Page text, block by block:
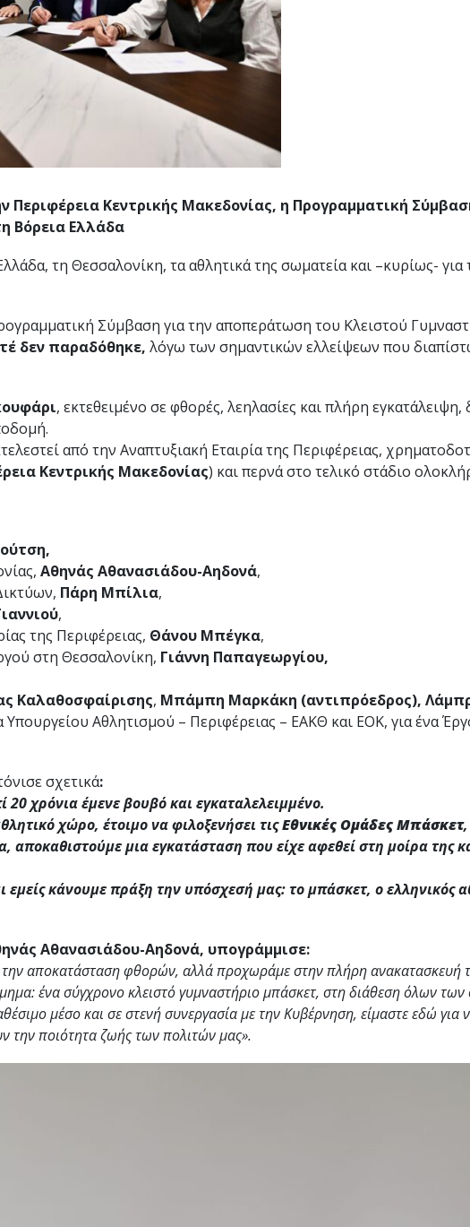
Κεντρικής Μακεδονίας, η Προγραμματική
Βόρεια Ελλάδα
τη Θεσσαλονίκη, τα αθλητικά της σωματεία και –κυρίως-
Σύμβαση για την αποπεράτωση του Κλειστού
δεν παραδόθηκε, λόγω των σημαντικών ελλείψεων που
, εκτεθειμένο σε φθορές, λεηλασίες και πλήρη
από την Αναπτυξιακή Εταιρία της Περιφέρειας,
Κεντρικής Μακεδονίας) και περνά στο τελικό στάδιο
Αθηνάς Αθανασιάδου-Αηδονά,
Πάρη Μπίλια,
,
της Περιφέρειας, Θάνου Μπέγκα,
στη Θεσσαλονίκη, Γιάννη Παπαγεωργίου,
Καλαθοσφαίρισης, Μπάμπη Μαρκάκη (αντιπρόεδρος),
Αθλητισμού – Περιφέρειας – ΕΑΚΘ και ΕΟΚ, για ένα
σχετικά:
χρόνια έμενε βουβό και εγκαταλελειμμένο.
χώρο, έτοιμο να φιλοξενήσει τιςΕθνικές Ομάδες Μπάσκετ
αποκαθιστούμε μια εγκατάσταση που είχε αφεθεί στη μοίρα της
εμείς κάνουμε πράξη την υπόσχεσή μας: το μπάσκετ, ο ελληνικός
Αθανασιάδου-Αηδονά, υπογράμμισε:
αποκατάσταση φθορών, αλλά προχωράμε στην πλήρη ανακατασκευή
ένα σύγχρονο κλειστό γυμναστήριο μπάσκετ, στη διάθεση όλων
μέσο και σε στενή συνεργασία με την Κυβέρνηση, είμαστε εδώ
την ποιότητα ζωής των πολιτών μας».